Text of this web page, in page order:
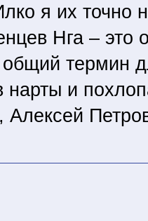
я их точно
Нга – это
общий термин
нарты и
Алексей